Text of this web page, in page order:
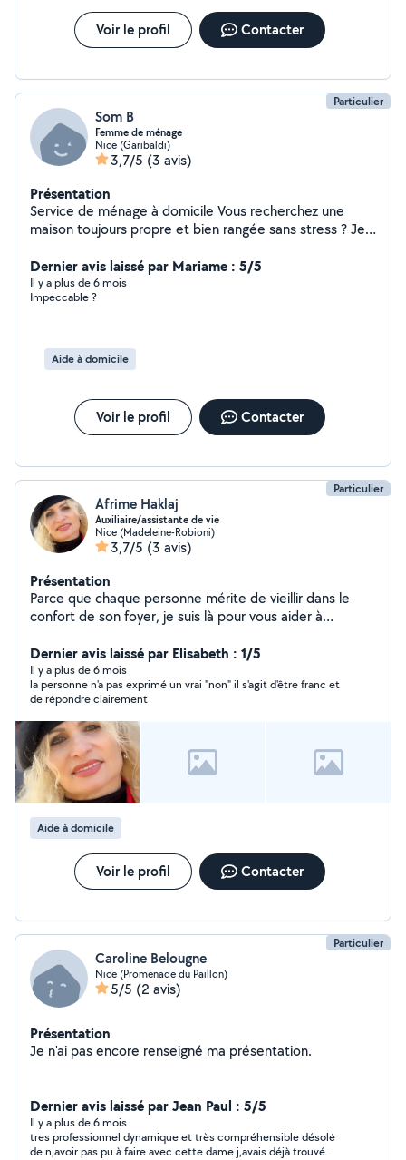
Voir le profil Contacter
Particulier
Som B
Femme de ménage
Nice (Garibaldi)
3,7/5 (3 avis)
Présentation
Service de ménage à domicile Vous recherchez une
maison toujours propre et bien rangée sans stress ? Je
méticuleuse, prête à vous simplifier la vie. Mes services
incluent : Nettoyage complet des pièces (sols,
meubles, vitres, etc.) Entretien des cuisines et salles de
Flexibilité selon vos horaires Travail soigné et rapide
Dernier avis laissé par Mariame : 5/5
Il y a plus de 6 mois
Impeccable ?
Aide à domicile
Voir le profil Contacter
Particulier
Afrime Haklaj
Auxiliaire/assistante de vie
Nice (Madeleine-Robioni)
3,7/5 (3 avis)
Présentation
Parce que chaque personne mérite de vieillir dans le
confort de son foyer, je suis là pour vous aider à
avez besoin d'une présence la nuit pour retrouver un
sommeil paisible, d'un accompagnement pour vos
courses ou vos rendez-vous, ou simplement d'un coup
de main au quotidien ? Fort de 15 ans d'expérience dans
l'assistance aux personnes âgées et l'aide à domicile,
j'accompagne chacun avec respect, écoute et
bienveillance. N'hésitez pas à me contacter je serai
heureuse de vous aider à rendre vos journées plus
sereines et agréables.
Dernier avis laissé par Elisabeth : 1/5
Il y a plus de 6 mois
la personne n'a pas exprimé un vrai "non" il s'agit d'être franc et
de répondre clairement
Aide à domicile
Voir le profil Contacter
Particulier
Caroline Belougne
Nice (Promenade du Paillon)
5/5 (2 avis)
Présentation
Je n'ai pas encore renseigné ma présentation.
Dernier avis laissé par Jean Paul : 5/5
Il y a plus de 6 mois
tres professionnel dynamique et très compréhensible désolé
de n,avoir pas pu à faire avec cette dame j,avais déjà trouvé